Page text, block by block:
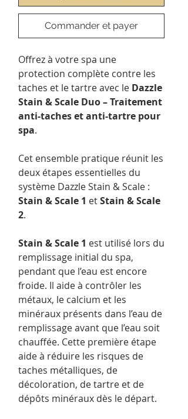
Commander et payer
Offrez à votre spa une
protection complète contre les
taches et le tartre avec le Dazzle
Stain & Scale Duo – Traitement
anti-taches et anti-tartre pour
spa.
Cet ensemble pratique réunit les
deux étapes essentielles du
système Dazzle Stain & Scale :
Stain & Scale 1 etStain & Scale
2.
Stain & Scale 1 est utilisé lors du
remplissage initial du spa,
pendant que l’eau est encore
froide. Il aide à contrôler les
métaux, le calcium et les
minéraux présents dans l’eau de
remplissage avant que l’eau soit
chauffée. Cette première étape
aide à réduire les risques de
taches métalliques, de
décoloration, de tartre et de
dépôts minéraux dès le départ.